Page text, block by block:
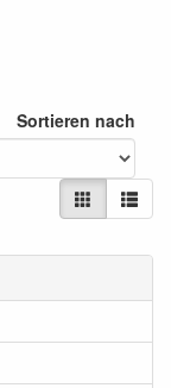
Sortieren nach